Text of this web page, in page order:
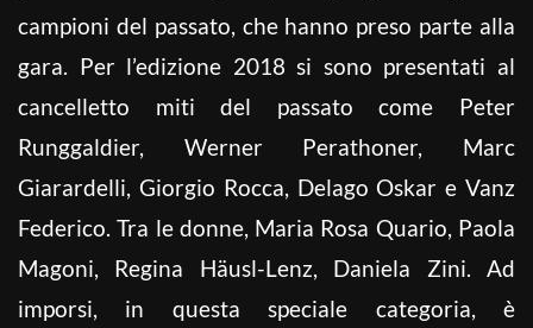
campioni del passato, che hanno preso parte alla
gara. Per l’edizione 2018 si sono presentati al
cancelletto miti del passato come Peter
Runggaldier, Werner Perathoner, Marc
Giarardelli, Giorgio Rocca, Delago Oskar e Vanz
Federico. Tra le donne, Maria Rosa Quario, Paola
Magoni, Regina Häusl-Lenz, Daniela Zini. Ad
imporsi, in questa speciale categoria, è